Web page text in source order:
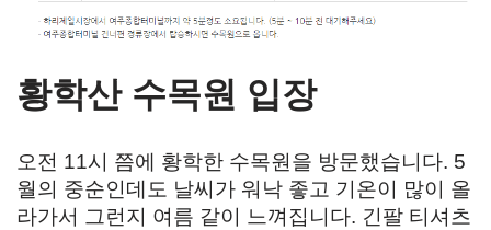
황학산 수목원 입장
오전 11시 쯤에 황학한 수목원을 방문했습니다. 5
월의 중순인데도 날씨가 워낙 좋고 기온이 많이 올
라가서 그런지 여름 같이 느껴집니다. 긴팔 티셔츠